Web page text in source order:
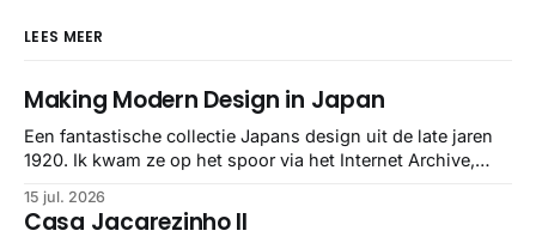
LEES MEER
Making Modern Design in Japan
Een fantastische collectie Japans design uit de late jaren
1920. Ik kwam ze op het spoor via het Internet Archive,
gebundeld in een: boek ✨ Daarin hebben ze alle scans een
stuk netter getrokken, maar op deze manier vind ik ze er
15 jul. 2026
Casa Jacarezinho II